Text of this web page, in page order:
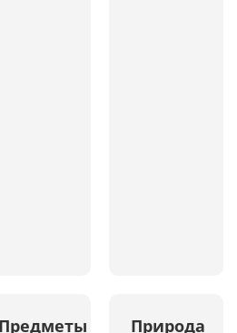
Предметы Природа